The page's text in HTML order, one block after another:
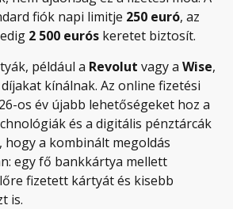
fiók napi limitje 250 euró, az
2 500 eurós keretet biztosít.
például a Revolut vagy a Wise,
kínálnak. Az online fizetési
os év újabb lehetőségeket hoz a
és a digitális pénztárcák
a kombinált megoldás
egy fő bankkártya mellett
fizetett kártyát és kisebb
is.